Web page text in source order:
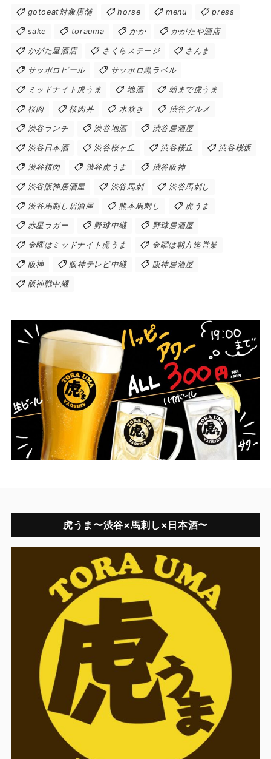
gotoeat対象店舗 horse menu press
sake torauma かか かがたや酒店
かがた屋酒店 さくらステージ さんま
サッポロビール サッポロ黒ラベル
ミッドナイト虎うま 地酒 朝まで虎うま
桜肉 桜肉丼 水炊き 渋谷グルメ
渋谷ランチ 渋谷地酒 渋谷居酒屋
渋谷日本酒 渋谷桜ヶ丘 渋谷桜丘 渋谷桜坂
渋谷桜肉 渋谷虎うま 渋谷阪神
渋谷阪神居酒屋 渋谷馬刺 渋谷馬刺し
渋谷馬刺し居酒屋 熊本馬刺し 虎うま
赤星ラガー 野球中継 野球居酒屋
金曜はミッドナイト虎うま 金曜は朝方迄営業
阪神 阪神テレビ中継 阪神居酒屋
阪神戦中継
虎うま〜渋谷×馬刺し×日本酒〜